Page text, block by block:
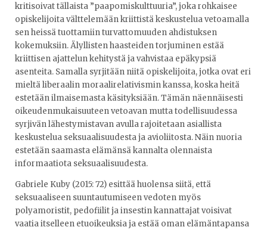
kritisoivat tällaista ”paapomiskulttuuria”, joka rohkaisee
opiskelijoita välttelemään kriittistä keskustelua vetoamalla
sen heissä tuottamiin turvattomuuden ahdistuksen
kokemuksiin. Älyllisten haasteiden torjuminen estää
kriittisen ajattelun kehitystä ja vahvistaa epäkypsiä
asenteita. Samalla syrjitään niitä opiskelijoita, jotka ovat eri
mieltä liberaalin moraalirelativismin kanssa, koska heitä
estetään ilmaisemasta käsityksiään. Tämän näennäisesti
oikeudenmukaisuuteen vetoavan mutta todellisuudessa
syrjivän lähestymistavan avulla rajoitetaan asiallista
keskustelua seksuaalisuudesta ja avioliitosta. Näin nuoria
estetään saamasta elämänsä kannalta olennaista
informaatiota seksuaalisuudesta.
Gabriele Kuby (2015: 72) esittää huolensa siitä, että
seksuaaliseen suuntautumiseen vedoten myös
polyamoristit, pedofiilit ja insestin kannattajat voisivat
vaatia itselleen etuoikeuksia ja estää oman elämäntapansa